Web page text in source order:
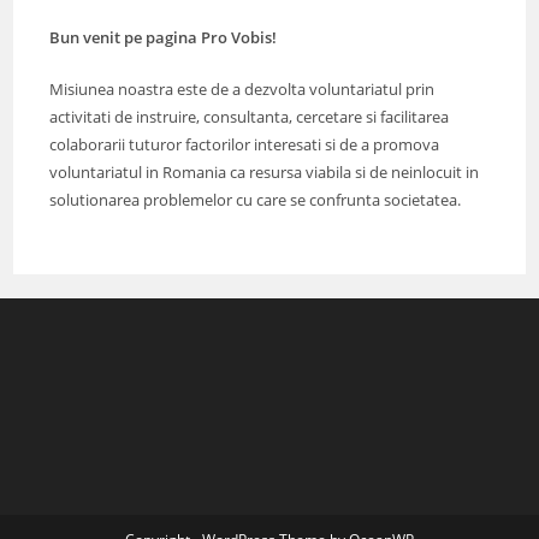
Bun venit pe pagina Pro Vobis!
Misiunea noastra este de a dezvolta voluntariatul prin
activitati de instruire, consultanta, cercetare si facilitarea
colaborarii tuturor factorilor interesati si de a promova
voluntariatul in Romania ca resursa viabila si de neinlocuit in
solutionarea problemelor cu care se confrunta societatea.